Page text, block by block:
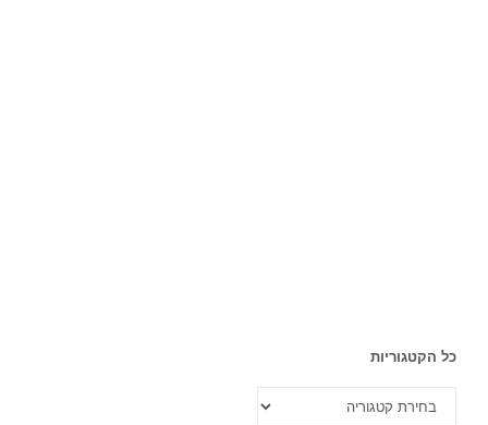
כל הקטגוריות
הקטגוריות